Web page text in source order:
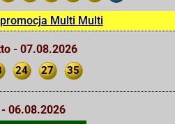
Multi Multi
- 07.08.2026
24 27 35
06.08.2026